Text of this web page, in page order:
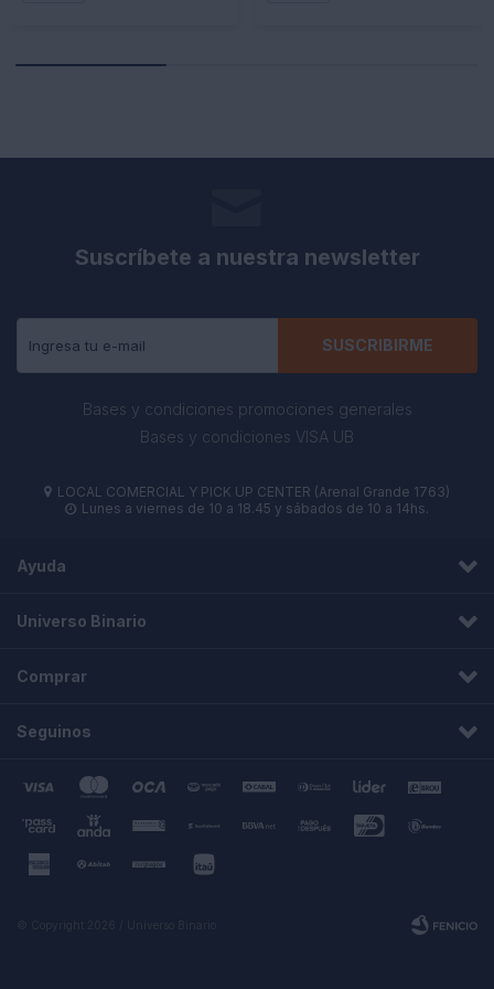
Suscríbete a nuestra newsletter
SUSCRIBIRME
Bases y condiciones promociones generales
Bases y condiciones VISA UB
 LOCAL COMERCIAL Y PICK UP CENTER (Arenal Grande 1763)
 Lunes a viernes de 10 a 18.45 y sábados de 10 a 14hs.
Ayuda
Universo Binario
Comprar
Seguinos